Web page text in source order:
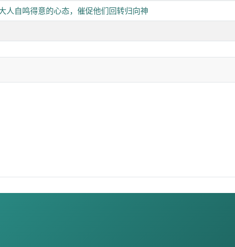
人自鸣得意的心态，催促他们回转归向神